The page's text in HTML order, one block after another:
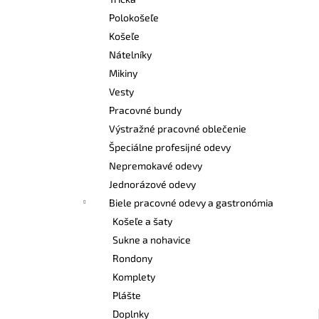
Polokošeľe
Košeľe
Nátelníky
Mikiny
Vesty
Pracovné bundy
Výstražné pracovné oblečenie
Špeciálne profesijné odevy
Nepremokavé odevy
Jednorázové odevy
Biele pracovné odevy a gastronómia
Košeľe a šaty
Sukne a nohavice
Rondony
Komplety
Plášte
Doplnky
BEZPEČNOSTNÉ POLTOPÁNKY UVEX 2
6938 S1 P SRC S BOA® FIT SYSTEM
€120,60